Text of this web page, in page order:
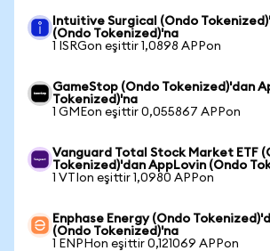
Intuitive Surgical (Ondo
(Ondo Tokenized)'na
1 ISRGon eşittir 1,0898 APPon
GameStop (Ondo Tokenized)'dan
Tokenized)'na
1 GMEon eşittir 0,055867 APPon
Vanguard Total Stock Market ETF
Tokenized)'dan AppLovin (Ondo
1 VTIon eşittir 1,0980 APPon
Enphase Energy (Ondo
(Ondo Tokenized)'na
1 ENPHon eşittir 0,121069 APPon